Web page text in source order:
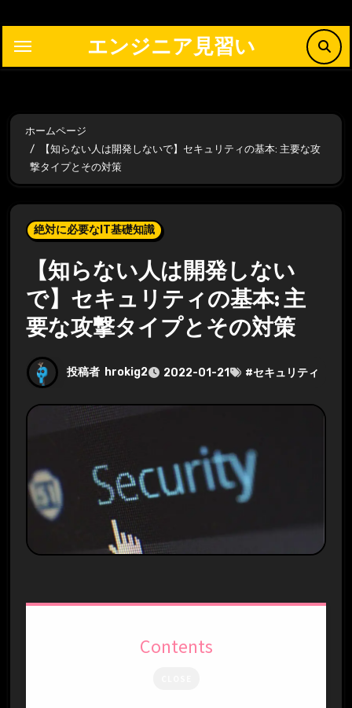
ッ
エンジニア見習い
ホームページ
【知らない人は開発しないで】セキュリティの基本: 主要な攻
撃タイプとその対策
絶対に必要なIT基礎知識
【知らない人は開発しない
で】セキュリティの基本: 主
要な攻撃タイプとその対策
投稿者 hrokig2 2022-01-21 #セキュリティ
Contents